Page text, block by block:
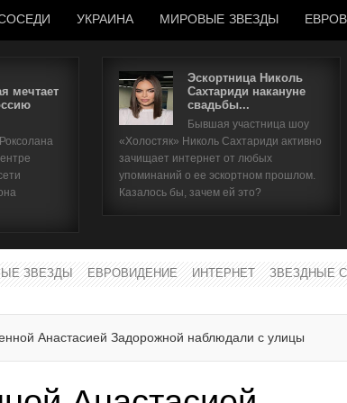
УКРАИНА МИРОВЫЕ ЗВЕЗДЫ
мечтает
Эскортница Николь
Сахтариди накануне
свадьбы...
Бывшая участница шоу
«Холостяк» Николь Сахтариди активно
зачищает интернет от любых
упоминаний о ее эскортном прошлом.
Казалось бы, зачем ей это?
ЗВЕЗДЫ ЕВРОВИДЕНИЕ ИНТЕРНЕТ ЗВЕЗДНЫЕ
Анастасией Задорожной наблюдали с улицы
Имя